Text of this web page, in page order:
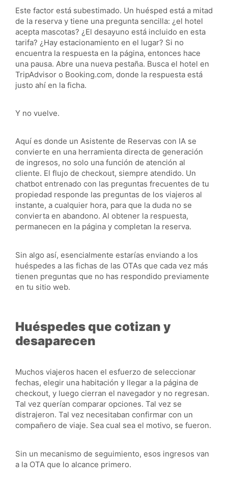
Este factor está subestimado. Un huésped está a mitad
de la reserva y tiene una pregunta sencilla: ¿el hotel
acepta mascotas? ¿El desayuno está incluido en esta
tarifa? ¿Hay estacionamiento en el lugar? Si no
encuentra la respuesta en la página, entonces hace
una pausa. Abre una nueva pestaña. Busca el hotel en
TripAdvisor o Booking.com, donde la respuesta está
justo ahí en la ficha.
Y no vuelve.
Aquí es donde un Asistente de Reservas con IA se
convierte en una herramienta directa de generación
de ingresos, no solo una función de atención al
cliente. El flujo de checkout, siempre atendido. Un
chatbot entrenado con las preguntas frecuentes de tu
propiedad responde las preguntas de los viajeros al
instante, a cualquier hora, para que la duda no se
convierta en abandono. Al obtener la respuesta,
permanecen en la página y completan la reserva.
Sin algo así, esencialmente estarías enviando a los
huéspedes a las fichas de las OTAs que cada vez más
tienen preguntas que no has respondido previamente
en tu sitio web.
Huéspedes que cotizan y
desaparecen
Muchos viajeros hacen el esfuerzo de seleccionar
fechas, elegir una habitación y llegar a la página de
checkout, y luego cierran el navegador y no regresan.
Tal vez querían comparar opciones. Tal vez se
distrajeron. Tal vez necesitaban confirmar con un
compañero de viaje. Sea cual sea el motivo, se fueron.
Sin un mecanismo de seguimiento, esos ingresos van
a la OTA que lo alcance primero.